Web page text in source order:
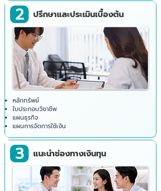
2 ปรึกษาและประเมินเบื้องต้น
หลักทรัพย์
ใบประกอบวิชาชีพ
แผนธุรกิจ
แผนการจัดการใช้เงิน
3 แนะนำช่องทางเงินทุน